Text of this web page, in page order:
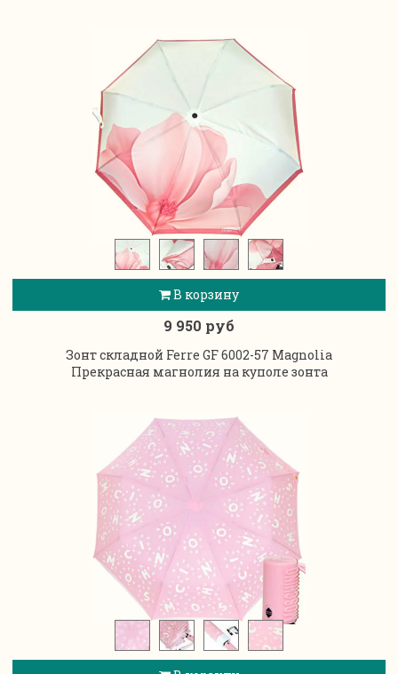
В корзину
9 950 руб
Зонт складной Ferre GF 6002-57 Magnolia
Прекрасная магнолия на куполе зонта